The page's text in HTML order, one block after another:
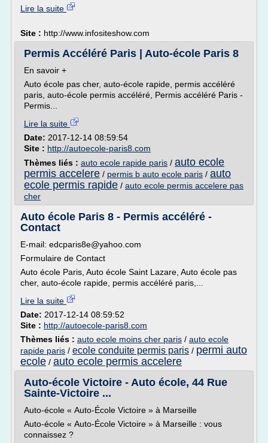
Lire la suite
Site : http://www.infositeshow.com
Permis Accéléré Paris | Auto-école Paris 8
En savoir +
Auto école pas cher, auto-école rapide, permis accéléré
paris, auto-école permis accéléré, Permis accéléré Paris -
Permis...
Lire la suite
Date: 2017-12-14 08:59:54
Site : http://autoecole-paris8.com
Thèmes liés : auto ecole rapide paris / auto ecole
permis accelere / permis b auto ecole paris / auto
ecole permis rapide / auto ecole permis accelere pas
cher
Auto école Paris 8 - Permis accéléré -
Contact
E-mail: edcparis8e@yahoo.com
Formulaire de Contact
Auto école Paris, Auto école Saint Lazare, Auto école pas
cher, auto-école rapide, permis accéléré paris,...
Lire la suite
Date: 2017-12-14 08:59:52
Site : http://autoecole-paris8.com
Thèmes liés : auto ecole moins cher paris / auto ecole
rapide paris / ecole conduite permis paris / permi auto
ecole / auto ecole permis accelere
Auto-école Victoire - Auto école, 44 Rue
Sainte-Victoire ...
Auto-école « Auto-École Victoire » à Marseille
Auto-école « Auto-École Victoire » à Marseille : vous
connaissez ?